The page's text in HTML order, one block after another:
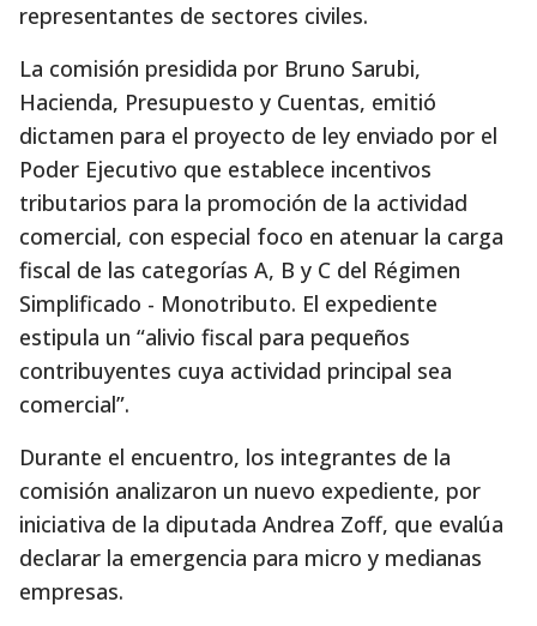
representantes de sectores civiles.
La comisión presidida por Bruno Sarubi,
Hacienda, Presupuesto y Cuentas, emitió
dictamen para el proyecto de ley enviado por el
Poder Ejecutivo que establece incentivos
tributarios para la promoción de la actividad
comercial, con especial foco en atenuar la carga
fiscal de las categorías A, B y C del Régimen
Simplificado - Monotributo. El expediente
estipula un “alivio fiscal para pequeños
contribuyentes cuya actividad principal sea
comercial”.
Durante el encuentro, los integrantes de la
comisión analizaron un nuevo expediente, por
iniciativa de la diputada Andrea Zoff, que evalúa
declarar la emergencia para micro y medianas
empresas.